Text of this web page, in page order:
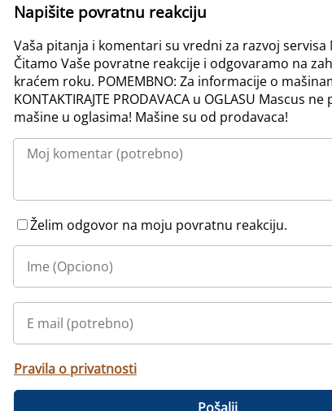
Napišite povratnu reakciju
Vaša pitanja i komentari su vredni za razvoj servisa
Čitamo Vaše povratne reakcije i odgovaramo na
kraćem roku. POMEMBNO: Za informacije o
KONTAKTIRAJTE PRODAVACA u OGLASU Mascus
mašine u oglasima! Mašine su od prodavaca!
Želim odgovor na moju povratnu reakciju.
Pravila o privatnosti